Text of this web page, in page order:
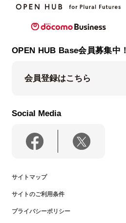
OPEN HUB Base会員募集中！
会員登録はこちら
Social Media
サイトマップ
サイトのご利用条件
プライバシーポリシー